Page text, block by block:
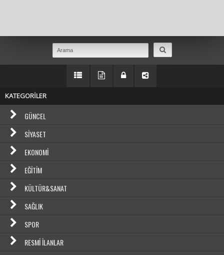
KATEGORİLER
GÜNCEL
SIYASET
EKONOMI
EĞITIM
KÜLTÜR&SANAT
SAĞLIK
SPOR
RESMI İLANLAR